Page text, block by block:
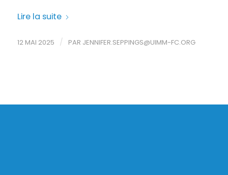
Lire la suite
12 MAI 2025 / PAR JENNIFER.SEPPINGS@UIMM-FC.ORG